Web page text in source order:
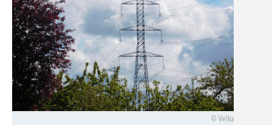
Velka Botička